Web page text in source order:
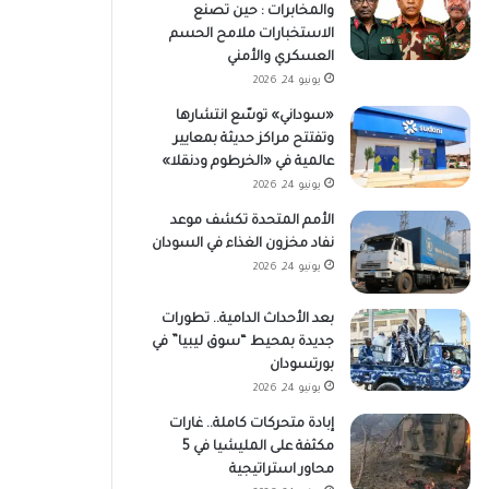
والمخابرات : حين تصنع
الاستخبارات ملامح الحسم
العسكري والأمني
يونيو 24, 2026
«سوداني» توسّع انتشارها
وتفتتح مراكز حديثة بمعايير
عالمية في «الخرطوم ودنقلا»
يونيو 24, 2026
الأمم المتحدة تكشف موعد
نفاد مخزون الغذاء في السودان
يونيو 24, 2026
بعد الأحداث الدامية.. تطورات
جديدة بمحيط “سوق ليبيا” في
بورتسودان
يونيو 24, 2026
إبادة متحركات كاملة.. غارات
مكثفة على المليشيا في 5
محاور استراتيجية